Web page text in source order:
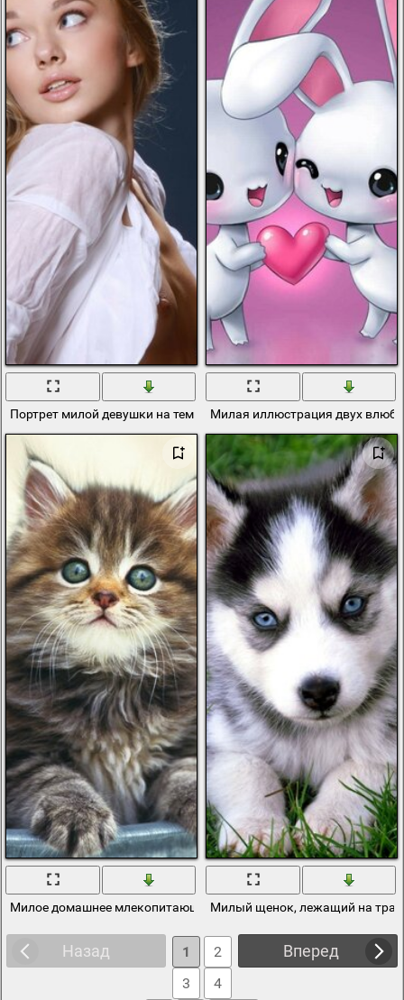
Портрет милой девушки на темно-синем фонеМилая иллюстрация двух
Милое домашнее млекопитающее. КошкаМилый щенок, лежащий на
Назад Вперед
1
2
3
4